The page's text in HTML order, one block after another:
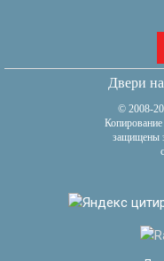
Двери
© 2008-
защищены